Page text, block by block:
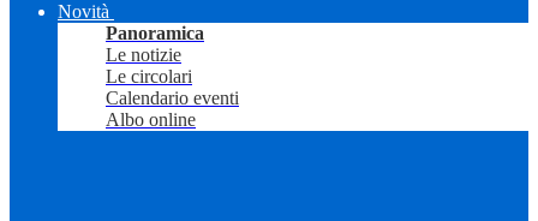
Novità
Panoramica
Le notizie
Le circolari
Calendario eventi
Albo online